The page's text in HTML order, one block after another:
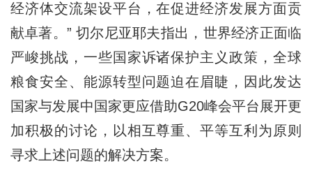
经济体交流架设平台，在促进经济发展方面贡
献卓著。” 切尔尼亚耶夫指出，世界经济正面临
严峻挑战，一些国家诉诸保护主义政策，全球
粮食安全、能源转型问题迫在眉睫，因此发达
国家与发展中国家更应借助G20峰会平台展开更
加积极的讨论，以相互尊重、平等互利为原则
寻求上述问题的解决方案。